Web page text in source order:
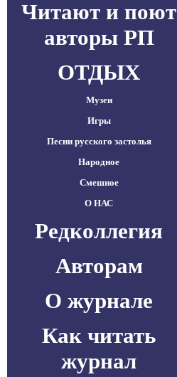
Читают и поют
авторы РП
ОТДЫХ
Музеи
Игры
Песни русского застолья
Народное
Смешное
О НАС
Редколлегия
Авторам
О журнале
Как читать
журнал